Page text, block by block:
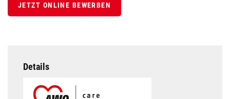
Details
JETZT ONLINE BEWERBEN